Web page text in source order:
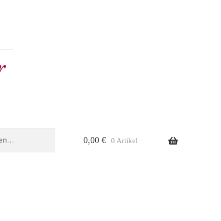
0,00 € 0 Artikel